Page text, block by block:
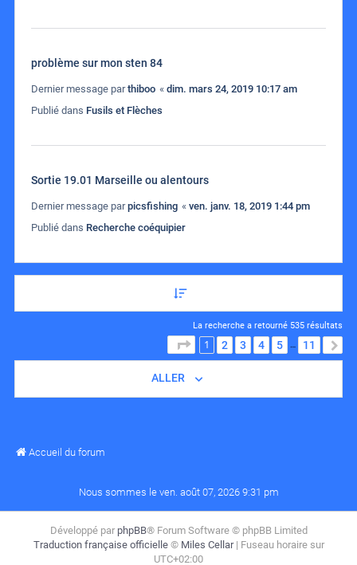
problème sur mon sten 84
Dernier message parthiboo « dim. mars 24, 2019 10:17 am
Publié dans Fusils et Flèches
Sortie 19.01 Marseille ou alentours
Dernier message parpicsfishing « ven. janv. 18, 2019 1:44 pm
Publié dans Recherche coéquipier
La recherche a retourné 535 résultats
PAGE 1 SUR 11
1 2 3 4 5 … 11
ALLER
Accueil du forum
Nous sommes le ven. août 07, 2026 9:31 pm
Développé par phpBB® Forum Software © phpBB Limited
Traduction française officielle© Miles Cellar | Fuseau horaire sur
UTC+02:00